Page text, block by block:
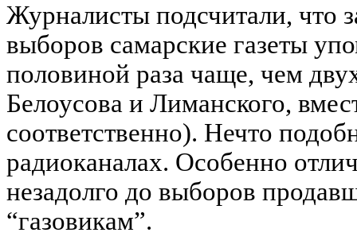
Журналисты подсчитали, что
выборов самарские газеты
половиной раза чаще, чем
Белоусова и Лиманского,
соответственно). Нечто
радиоканалах. Особенно
незадолго до выборов
“газовикам”.